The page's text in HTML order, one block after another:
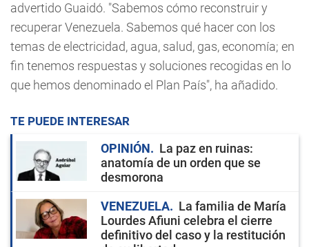
advertido Guaidó. "Sabemos cómo reconstruir y
recuperar Venezuela. Sabemos qué hacer con los
temas de electricidad, agua, salud, gas, economía; en
fin tenemos respuestas y soluciones recogidas en lo
que hemos denominado el Plan País", ha añadido.
TE PUEDE INTERESAR
OPINIÓN
La paz en ruinas:
anatomía de un orden que se
desmorona
VENEZUELA
La familia de María
Lourdes Afiuni celebra el cierre
definitivo del caso y la restitución